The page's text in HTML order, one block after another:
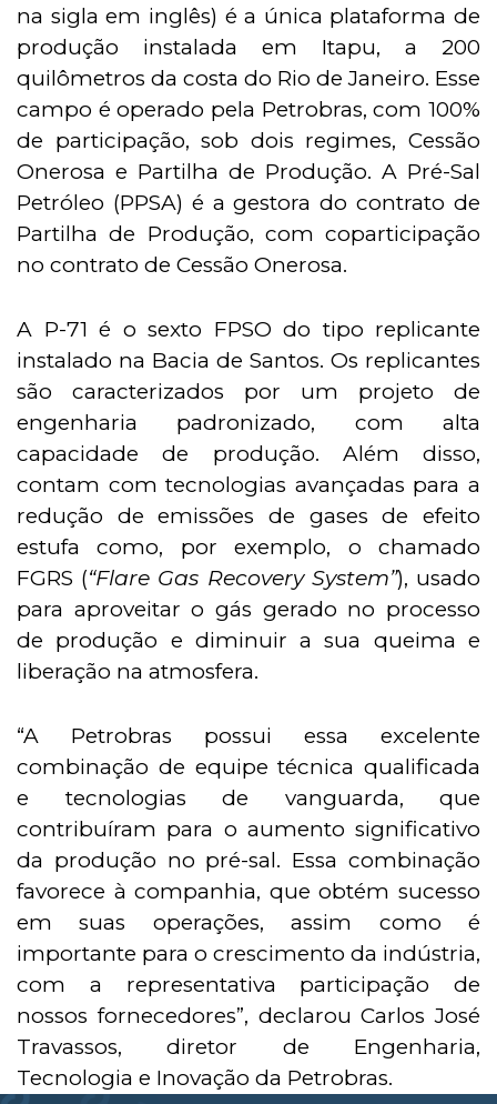
na sigla em inglês) é a única plataforma de
produção instalada em Itapu, a 200
quilômetros da costa do Rio de Janeiro. Esse
campo é operado pela Petrobras, com 100%
de participação, sob dois regimes, Cessão
Onerosa e Partilha de Produção. A Pré-Sal
Petróleo (PPSA) é a gestora do contrato de
Partilha de Produção, com coparticipação
no contrato de Cessão Onerosa.
A P-71 é o sexto FPSO do tipo replicante
instalado na Bacia de Santos. Os replicantes
são caracterizados por um projeto de
engenharia padronizado, com alta
capacidade de produção. Além disso,
contam com tecnologias avançadas para a
redução de emissões de gases de efeito
estufa como, por exemplo, o chamado
FGRS (“Flare Gas Recovery System”), usado
para aproveitar o gás gerado no processo
de produção e diminuir a sua queima e
liberação na atmosfera.
“A Petrobras possui essa excelente
combinação de equipe técnica qualificada
e tecnologias de vanguarda, que
contribuíram para o aumento significativo
da produção no pré-sal. Essa combinação
favorece à companhia, que obtém sucesso
em suas operações, assim como é
importante para o crescimento da indústria,
com a representativa participação de
nossos fornecedores”, declarou Carlos José
Travassos, diretor de Engenharia,
Tecnologia e Inovação da Petrobras.